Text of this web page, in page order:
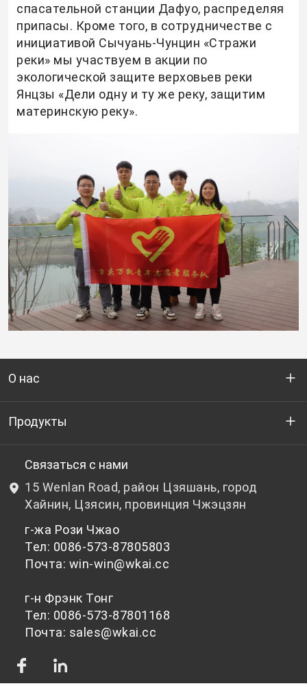
спасательной станции Дафуо, распределяя
припасы. Кроме того, в сотрудничестве с
инициативой Сычуань-Чунцин «Стражи
реки» мы участвуем в акции по
экологической защите верховьев реки
Янцзы «Дели одну и ту же реку, защитим
материнскую реку».
О нас
Кто мы
НИОКР
Новости и события
политика конфиденциальности
Продукты
Бутылочный ПЭТ-гранулят
Небутылочный ПЭТ-гранулят
Связаться с нами
15 Wenlan Road, район Цзяшань, город
Хайнин, Цзясин, провинция Чжэцзян
г-жа Рози Чжао
Тел: 0086-573-87805803
Почта: win-win@wkai.cc
г-н Фрэнк Тонг
Тел: 0086-573-87801168
Почта: sales@wkai.cc